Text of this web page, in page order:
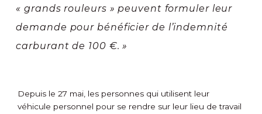
« grands rouleurs » peuvent formuler leur
demande pour bénéficier de l’indemnité
carburant de 100 €. »
Depuis le 27 mai, les personnes qui utilisent leur
véhicule personnel pour se rendre sur leur lieu de travail